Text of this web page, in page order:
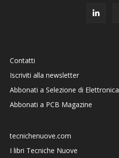
Contatti
Iscriviti alla newsletter
Abbonati a Selezione di Elettronica
Abbonati a PCB Magazine
tecnichenuove.com
I libri Tecniche Nuove